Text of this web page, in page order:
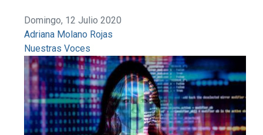
Domingo, 12 Julio 2020
Adriana Molano Rojas
Nuestras Voces